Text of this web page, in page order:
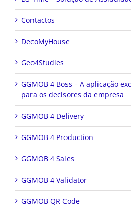
Contactos
DecoMyHouse
Geo4Studies
GGMOB 4 Boss – A aplicação
para os decisores da empresa
GGMOB 4 Delivery
GGMOB 4 Production
GGMOB 4 Sales
GGMOB 4 Validator
GGMOB QR Code